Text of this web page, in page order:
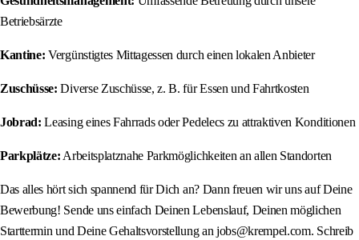
Betriebsärzte
Kantine: Vergünstigtes Mittagessen durch einen lokalen Anbieter
Zuschüsse: Diverse Zuschüsse, z. B. für Essen und Fahrtkosten
Jobrad: Leasing eines Fahrrads oder Pedelecs zu attraktiven Konditionen
Parkplätze: Arbeitsplatznahe Parkmöglichkeiten an allen Standorten
Das alles hört sich spannend für Dich an? Dann freuen wir uns auf Deine
Bewerbung! Sende uns einfach Deinen Lebenslauf, Deinen möglichen
Starttermin und Deine Gehaltsvorstellung an jobs@krempel.com. Schreib